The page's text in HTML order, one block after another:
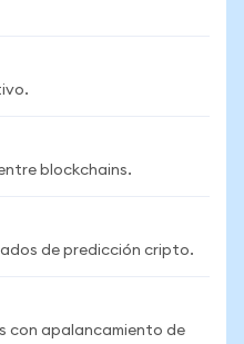
blockchains.
de predicción cripto.
con apalancamiento de